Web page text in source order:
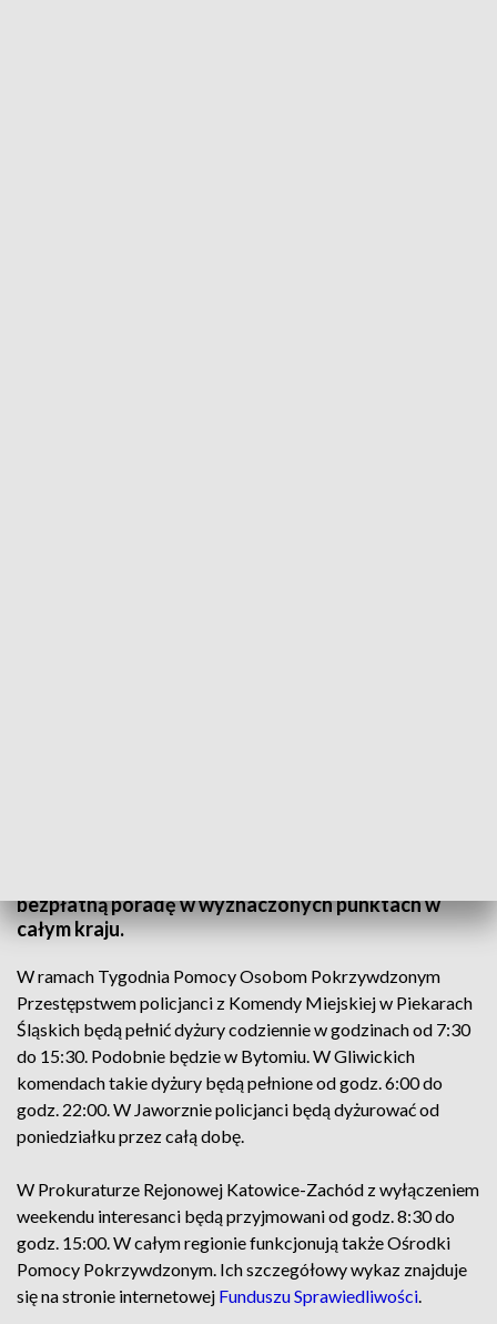
bezpłatną poradę w wyznaczonych punktach w
całym kraju.
W ramach Tygodnia Pomocy Osobom Pokrzywdzonym
Przestępstwem policjanci z Komendy Miejskiej w Piekarach
Śląskich będą pełnić dyżury codziennie w godzinach od 7:30
do 15:30. Podobnie będzie w Bytomiu. W Gliwickich
komendach takie dyżury będą pełnione od godz. 6:00 do
godz. 22:00. W Jaworznie policjanci będą dyżurować od
poniedziałku przez całą dobę.
W Prokuraturze Rejonowej Katowice-Zachód z wyłączeniem
weekendu interesanci będą przyjmowani od godz. 8:30 do
godz. 15:00. W całym regionie funkcjonują także Ośrodki
Pomocy Pokrzywdzonym. Ich szczegółowy wykaz znajduje
się na stronie internetowej Funduszu Sprawiedliwości.